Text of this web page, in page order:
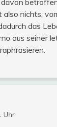
nichts,
das
aus seiner
Uhr